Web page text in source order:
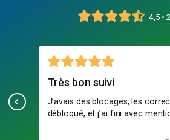
4,5 •
9 juillet
les corrections m’ont
fini avec mention B